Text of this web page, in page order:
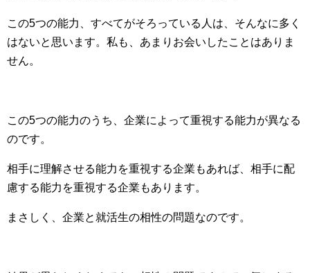
この5つの能力、すべてがそろっている人は、そんなに多く
はないと思います。私も、あまりお会いしたことはありま
せん。
この5つの能力のうち、企業によって重視する能力が異なる
のです。
相手に理解させる能力を重視する企業もあれば、相手に配
慮する能力を重視する企業もあります。
まさしく、企業と就活生の相性の問題なのです。